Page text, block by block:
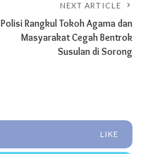
NEXT ARTICLE
Polisi Rangkul Tokoh Agama dan
Masyarakat Cegah Bentrok
Susulan di Sorong
LIKE